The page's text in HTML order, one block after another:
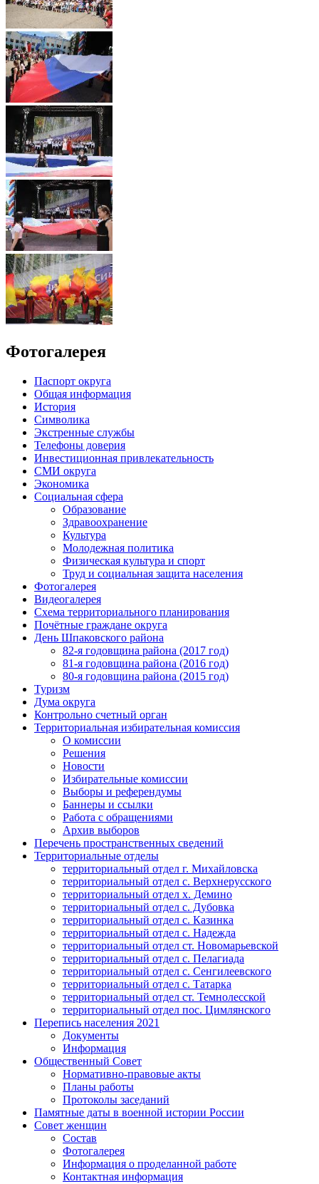
Фотогалерея
Паспорт округа
Общая информация
История
Символика
Экстренные службы
Телефоны доверия
Инвестиционная привлекательность
СМИ округа
Экономика
Социальная сфера
Образование
Здравоохранение
Культура
Молодежная политика
Физическая культура и спорт
Труд и социальная защита населения
Фотогалерея
Видеогалерея
Схема территориального планирования
Почётные граждане округа
День Шпаковского района
82-я годовщина района (2017 год)
81-я годовщина района (2016 год)
80-я годовщина района (2015 год)
Туризм
Дума округа
Контрольно счетный орган
Территориальная избирательная комиссия
О комиссии
Решения
Новости
Избирательные комиссии
Выборы и референдумы
Баннеры и ссылки
Работа с обращениями
Архив выборов
Перечень пространственных сведений
Территориальные отделы
территориальный отдел г. Михайловска
территориальный отдел с. Верхнерусского
территориальный отдел х. Демино
территориальный отдел с. Дубовка
территориальный отдел с. Казинка
территориальный отдел с. Надежда
территориальный отдел ст. Новомарьевской
территориальный отдел с. Пелагиада
территориальный отдел с. Сенгилеевского
территориальный отдел с. Татарка
территориальный отдел ст. Темнолесской
территориальный отдел пос. Цимлянского
Перепись населения 2021
Документы
Информация
Общественный Совет
Нормативно-правовые акты
Планы работы
Протоколы заседаний
Памятные даты в военной истории России
Совет женщин
Состав
Фотогалерея
Информация о проделанной работе
Контактная информация